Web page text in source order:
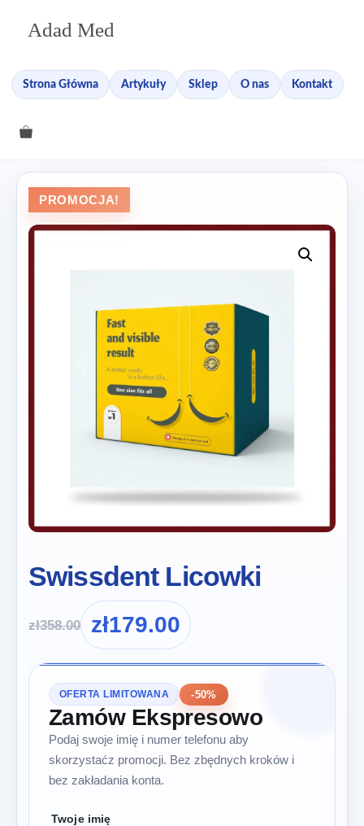
Adad Med
Strona Główna Artykuły Sklep O nas Kontakt
PROMOCJA!
Swissdent Licowki
zł358.00 zł179.00
OFERTA LIMITOWANA -50%
Zamów Ekspresowo
Podaj swoje imię i numer telefonu aby
skorzystaćz promocji. Bez zbędnych kroków i
bez zakładania konta.
Twoje imię